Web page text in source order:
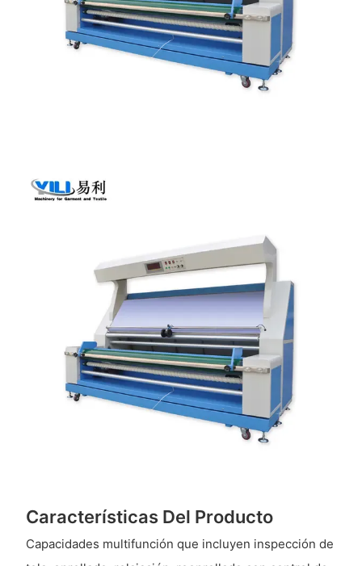
Características Del Producto
Capacidades multifunción que incluyen inspección de